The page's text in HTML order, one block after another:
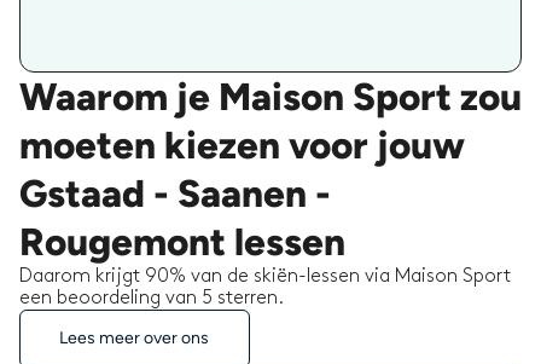
Waarom je Maison Sport zou
moeten kiezen voor jouw
Gstaad - Saanen -
Rougemont lessen
Daarom krijgt 90% van de skiën-lessen via Maison Sport
een beoordeling van 5 sterren.
Lees meer over ons